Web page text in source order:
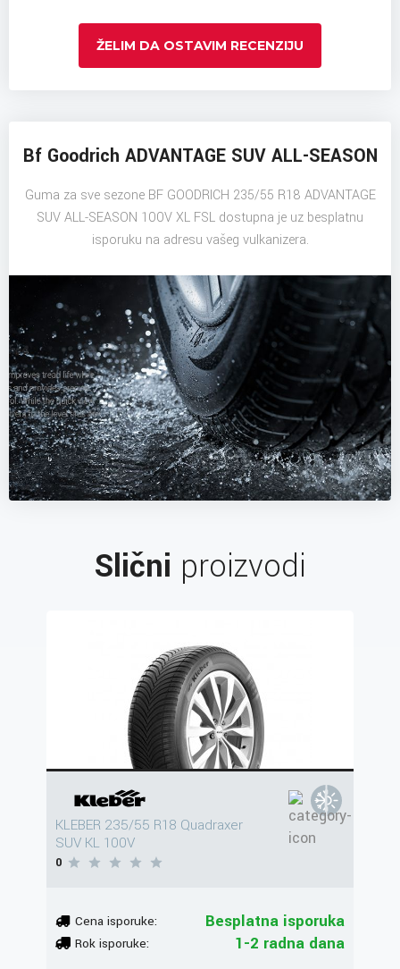
ŽELIM DA OSTAVIM RECENZIJU
Bf Goodrich ADVANTAGE SUV ALL-SEASON
Guma za sve sezone BF GOODRICH 235/55 R18 ADVANTAGE
SUV ALL-SEASON 100V XL FSL dostupna je uz besplatnu
isporuku na adresu vašeg vulkanizera.
Slični proizvodi
KLEBER 235/55 R18 Quadraxer
SUV KL 100V
0
Cena isporuke: Besplatna isporuka
Rok isporuke: 1-2 radna dana